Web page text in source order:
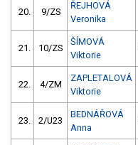
20. 9/ZS
ŘEJHOVÁ
Veronika
21. 10/ZS
ŠÍMOVÁ
Viktorie
22. 4/ZM
ZAPLETALOVÁ
Viktorie
23. 2/U23
BEDNÁŘOVÁ
Anna